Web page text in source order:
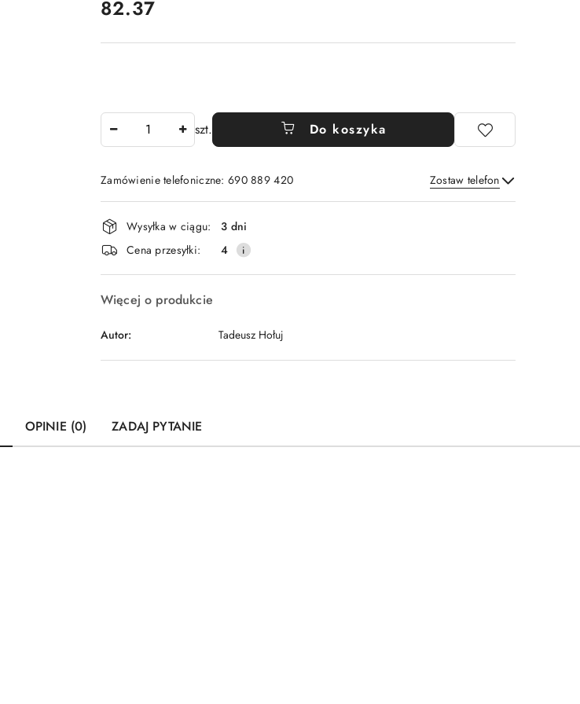
cena:
82.37
szt. Do koszyka
Zamówienie telefoniczne: 690 889 420 Zostaw telefon
Wyślij
Dostępność
i
dostawa
Wysyłka w ciągu:
3 dni
Cena przesyłki:
4
Więcej o produkcie
Autor: Tadeusz Hołuj
OPINIE (0) ZADAJ PYTANIE